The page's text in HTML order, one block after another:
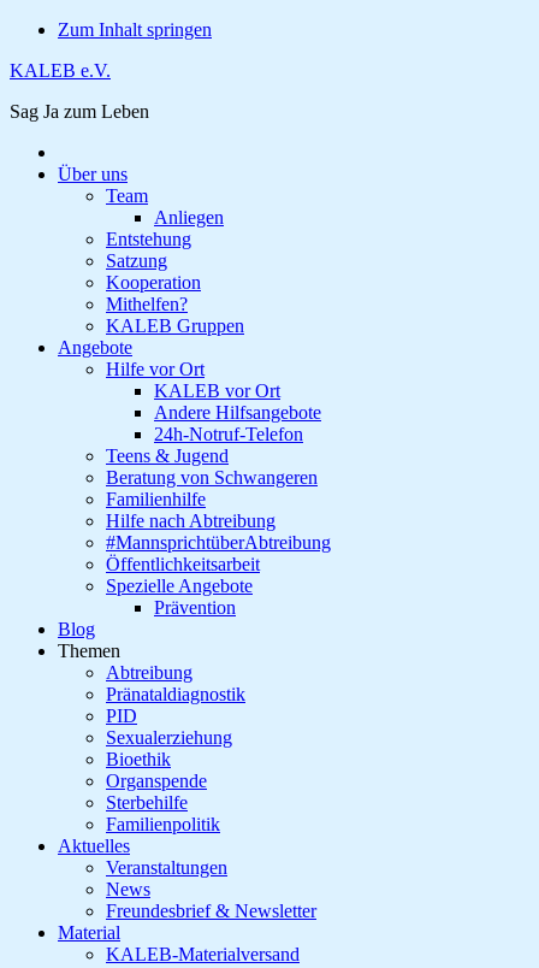
Zum Inhalt springen
KALEB e.V.
Sag Ja zum Leben
Über uns
Team
Anliegen
Entstehung
Satzung
Kooperation
Mithelfen?
KALEB Gruppen
Angebote
Hilfe vor Ort
KALEB vor Ort
Andere Hilfsangebote
24h-Notruf-Telefon
Teens & Jugend
Beratung von Schwangeren
Familienhilfe
Hilfe nach Abtreibung
#MannsprichtüberAbtreibung
Öffentlichkeitsarbeit
Spezielle Angebote
Prävention
Blog
Themen
Abtreibung
Pränataldiagnostik
PID
Sexualerziehung
Bioethik
Organspende
Sterbehilfe
Familienpolitik
Aktuelles
Veranstaltungen
News
Freundesbrief & Newsletter
Material
KALEB-Materialversand